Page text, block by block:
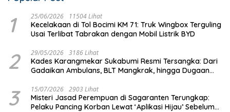
1 25/06/2026 11504 Lihat
Kecelakaan di Tol Bocimi KM 71: Truk Wingbox Terguling
Usai Terlibat Tabrakan dengan Mobil Listrik BYD
2 29/05/2026 3186 Lihat
Kades Karangmekar Sukabumi Resmi Tersangka: Dari
Gadaikan Ambulans, BLT Mangkrak, hingga Dugaan
3 15/07/2026 2903 Lihat
Misteri Jasad Perempuan di Sagaranten Terungkap:
Pelaku Pancing Korban Lewat ‘Aplikasi Hijau’ Sebelum